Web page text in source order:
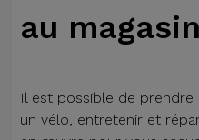
au
Il est possible de
un vélo, entretenir et